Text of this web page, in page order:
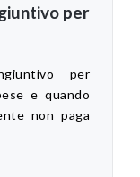
per
per
e quando
non paga